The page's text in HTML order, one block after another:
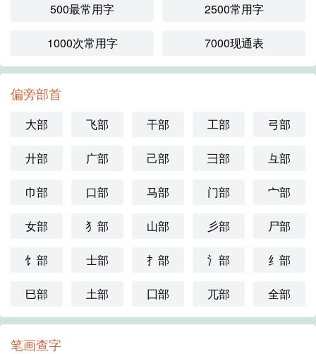
500最常用字 2500常用字
1000次常用字 7000现通表
偏旁部首
大部 飞部 干部 工部 弓部
廾部 广部 己部 彐部 彑部
巾部 口部 马部 门部 宀部
女部 犭部 山部 彡部 尸部
饣部 士部 扌部 氵部 纟部
巳部 土部 囗部 兀部 全部
笔画查字